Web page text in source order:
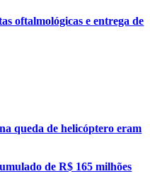
oftalmológicas e entrega de
queda de helicóptero eram
de R$ 165 milhões